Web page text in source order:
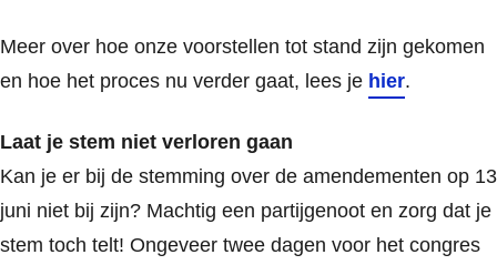
Meer over hoe onze voorstellen tot stand zijn gekomen
en hoe het proces nu verder gaat, lees je hier.
Laat je stem niet verloren gaan
Kan je er bij de stemming over de amendementen op 13
juni niet bij zijn? Machtig een partijgenoot en zorg dat je
stem toch telt! Ongeveer twee dagen voor het congres